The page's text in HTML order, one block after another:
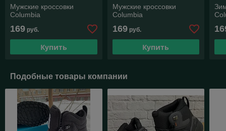
Мужские кроссовки
Columbia
169 руб.
Купить
Мужские кроссовки
Columbia
169руб.
Купить
Подобные товары компании